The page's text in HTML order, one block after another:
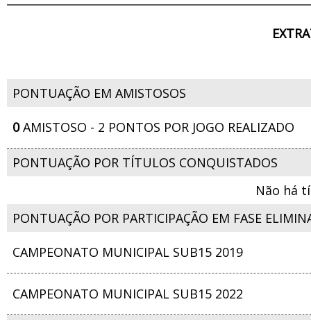
PONTUAÇÃO EM AMISTOSOS
0AMISTOSO - 2 PONTOS POR JOGO REALIZADO
PONTUAÇÃO POR TÍTULOS CONQUISTADOS
Não há
PONTUAÇÃO POR PARTICIPAÇÃO EM FASE
CAMPEONATO MUNICIPAL SUB15 2019
CAMPEONATO MUNICIPAL SUB15 2022